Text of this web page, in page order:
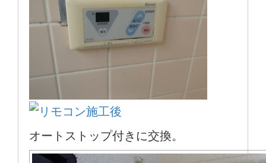
オートストップ付きに交換。